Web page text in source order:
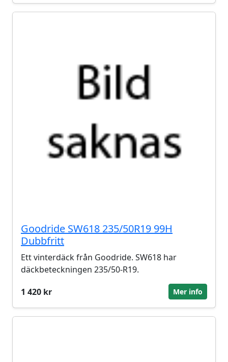
Goodride SW618 235/50R19 99H
Dubbfritt
Ett vinterdäck från Goodride. SW618 har
däckbeteckningen 235/50-R19.
1 420 kr
Mer info